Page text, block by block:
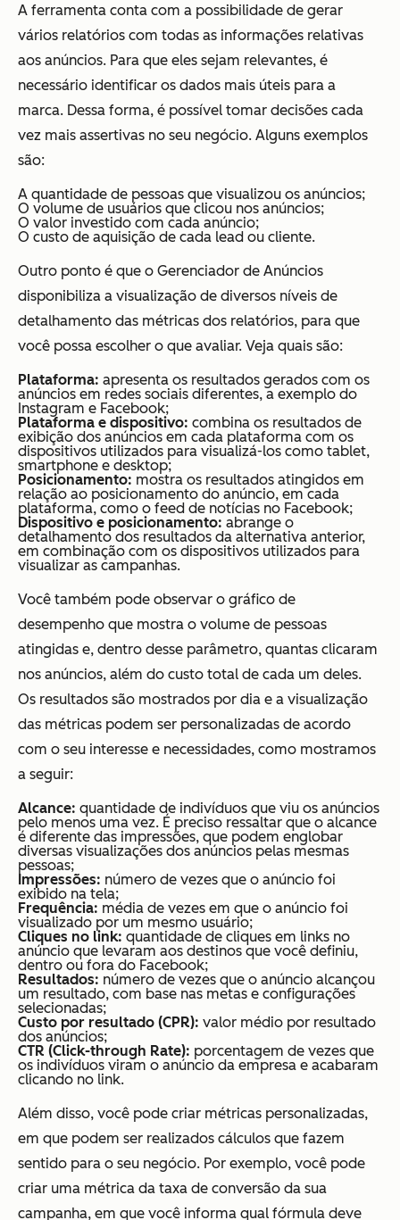
A ferramenta conta com a possibilidade de gerar
vários relatórios com todas as informações relativas
aos anúncios. Para que eles sejam relevantes, é
necessário identificar os dados mais úteis para a
marca. Dessa forma, é possível tomar decisões cada
vez mais assertivas no seu negócio. Alguns exemplos
são:
A quantidade de pessoas que visualizou os anúncios;
O volume de usuários que clicou nos anúncios;
O valor investido com cada anúncio;
O custo de aquisição de cada lead ou cliente.
Outro ponto é que o Gerenciador de Anúncios
disponibiliza a visualização de diversos níveis de
detalhamento das métricas dos relatórios, para que
você possa escolher o que avaliar. Veja quais são:
Plataforma: apresenta os resultados gerados com os
anúncios em redes sociais diferentes, a exemplo do
Instagram e Facebook;
Plataforma e dispositivo: combina os resultados de
exibição dos anúncios em cada plataforma com os
dispositivos utilizados para visualizá-los como tablet,
smartphone e desktop;
Posicionamento: mostra os resultados atingidos em
relação ao posicionamento do anúncio, em cada
plataforma, como o feed de notícias no Facebook;
Dispositivo e posicionamento: abrange o
detalhamento dos resultados da alternativa anterior,
em combinação com os dispositivos utilizados para
visualizar as campanhas.
Você também pode observar o gráfico de
desempenho que mostra o volume de pessoas
atingidas e, dentro desse parâmetro, quantas clicaram
nos anúncios, além do custo total de cada um deles.
Os resultados são mostrados por dia e a visualização
das métricas podem ser personalizadas de acordo
com o seu interesse e necessidades, como mostramos
a seguir:
Alcance: quantidade de indivíduos que viu os anúncios
pelo menos uma vez. É preciso ressaltar que o alcance
é diferente das impressões, que podem englobar
diversas visualizações dos anúncios pelas mesmas
pessoas;
Impressões: número de vezes que o anúncio foi
exibido na tela;
Frequência: média de vezes em que o anúncio foi
visualizado por um mesmo usuário;
Cliques no link: quantidade de cliques em links no
anúncio que levaram aos destinos que você definiu,
dentro ou fora do Facebook;
Resultados: número de vezes que o anúncio alcançou
um resultado, com base nas metas e configurações
selecionadas;
Custo por resultado (CPR): valor médio por resultado
dos anúncios;
CTR (Click-through Rate): porcentagem de vezes que
os indivíduos viram o anúncio da empresa e acabaram
clicando no link.
Além disso, você pode criar métricas personalizadas,
em que podem ser realizados cálculos que fazem
sentido para o seu negócio. Por exemplo, você pode
criar uma métrica da taxa de conversão da sua
campanha, em que você informa qual fórmula deve